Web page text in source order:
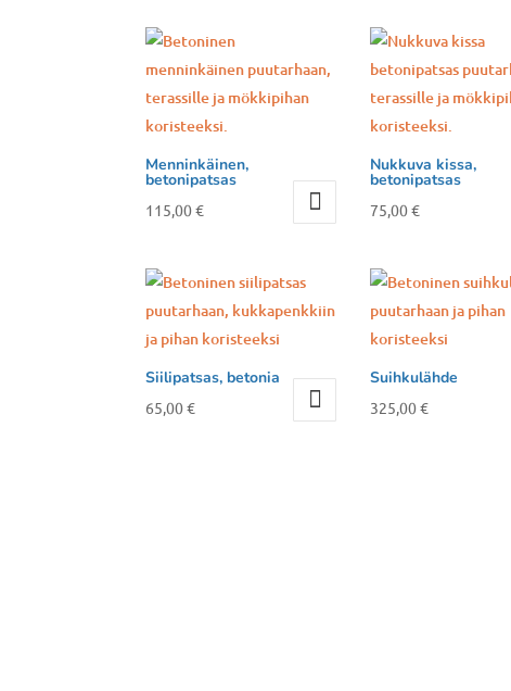
Menninkäinen,
betonipatsas
115,00€
Nukkuva kissa,
betonipatsas
75,00€
Siilipatsas, betonia
65,00€
Suihkulähde
325,00€